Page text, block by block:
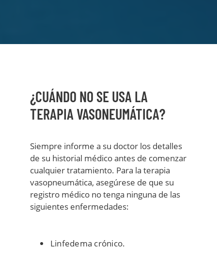
¿CUÁNDO NO SE USA LA
TERAPIA VASONEUMÁTICA?
Siempre informe a su doctor los detalles
de su historial médico antes de comenzar
cualquier tratamiento. Para la terapia
vasopneumática, asegúrese de que su
registro médico no tenga ninguna de las
siguientes enfermedades:
Linfedema crónico.